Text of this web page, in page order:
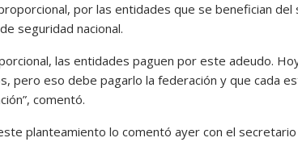
por las entidades que se benefician
seguridad nacional.
las entidades paguen por este adeudo.
pero eso debe pagarlo la federación y que cada
comentó.
planteamiento lo comentó ayer con el